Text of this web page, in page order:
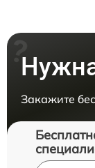
Закажите